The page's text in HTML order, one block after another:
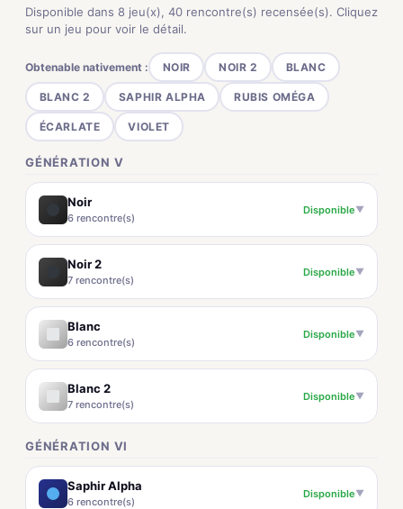
Disponible dans 8 jeu(x), 40 rencontre(s) recensée(s). Cliquez
sur un jeu pour voir le détail.
Obtenable nativement : NOIR NOIR 2 BLANC
BLANC 2 SAPHIR ALPHA RUBIS OMÉGA
ÉCARLATE VIOLET
GÉNÉRATION V
Noir
6 rencontre(s)
Disponible▼
Noir 2
7 rencontre(s)
Disponible▼
Blanc
6 rencontre(s)
Disponible▼
Blanc 2
7 rencontre(s)
Disponible▼
GÉNÉRATION VI
Saphir Alpha
6 rencontre(s)
Disponible▼